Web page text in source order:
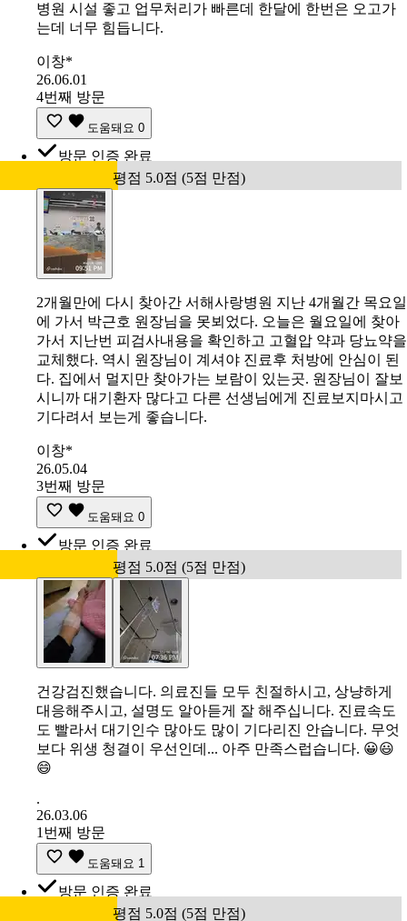
병원 시설 좋고 업무처리가 빠른데 한달에 한번은 오고가
는데 너무 힘듭니다.
이창*
26.06.01
4번째 방문
도움돼요 0
방문 인증 완료
평점 5.0점 (5점 만점)
2개월만에 다시 찾아간 서해사랑병원 지난 4개월간 목요일
에 가서 박근호 원장님을 못뵈었다. 오늘은 월요일에 찾아
가서 지난번 피검사내용을 확인하고 고혈압 약과 당뇨약을
교체했다. 역시 원장님이 계셔야 진료후 처방에 안심이 된
다. 집에서 멀지만 찾아가는 보람이 있는곳. 원장님이 잘보
시니까 대기환자 많다고 다른 선생님에게 진료보지마시고
기다려서 보는게 좋습니다.
이창*
26.05.04
3번째 방문
도움돼요 0
방문 인증 완료
평점 5.0점 (5점 만점)
건강검진했습니다. 의료진들 모두 친절하시고, 상냥하게
대응해주시고, 설명도 알아듣게 잘 해주십니다. 진료속도
도 빨라서 대기인수 많아도 많이 기다리진 안습니다. 무엇
보다 위생 청결이 우선인데... 아주 만족스럽습니다. 😀😃
😄
.
26.03.06
1번째 방문
도움돼요 1
방문 인증 완료
평점 5.0점 (5점 만점)